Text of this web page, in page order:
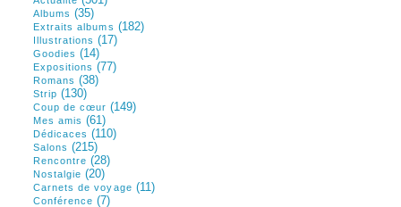
Albums (35)
Extraits albums (182)
Illustrations (17)
Goodies (14)
Expositions (77)
Romans (38)
Strip (130)
Coup de cœur (149)
Mes amis (61)
Dédicaces (110)
Salons (215)
Rencontre (28)
Nostalgie (20)
Carnets de voyage (11)
Conférence (7)